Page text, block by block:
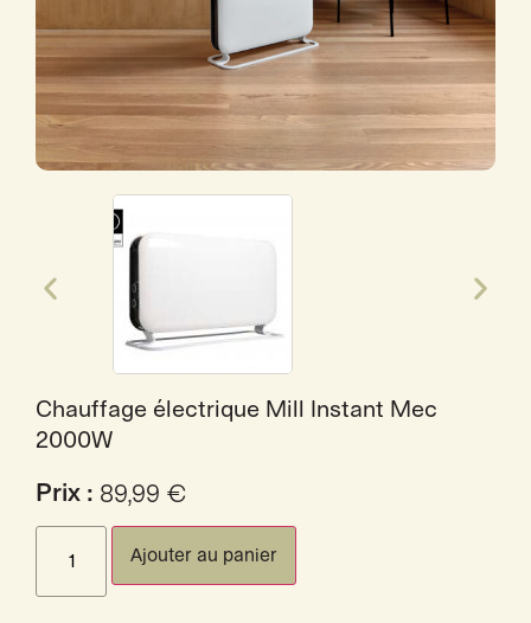
Chauffage électrique Mill Instant Mec
2000W
Prix : 89,99 €
Ajouter au panier